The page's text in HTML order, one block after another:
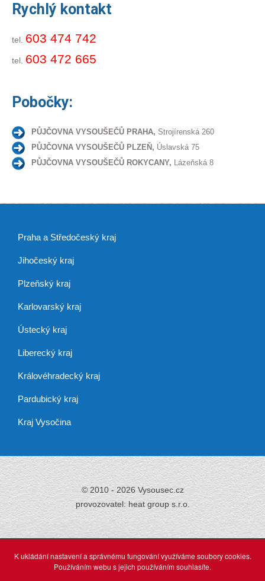
Rychlý kontakt
tel. 603 474 742
tel. 603 472 665
Pobočky:
PŮJČOVNA VYSOUŠEČŮ PRAHA, Strojírenská 260
PŮJČOVNA VYSOUŠEČŮ PLZEŇ, Úslavská 75
PŮJČOVNA VYSOUŠEČŮ ROKYCANY, Lázeňská 8
Praha a Středočeský kraj
Jihočeský kraj
Plzeňský kraj
Karlovarský kraj
Ústecký kraj
Liberecký kraj
Královéhradecký kraj
Pardubický kraj
Kraj Vysočina
© 2010 - 2026 Vysousec.cz
provozovatel: heat group s.r.o.
Již přes 30 letzajišťujeme odstraňování
vlhkosti,
K ukládání nastavení a správnému fungování využíváme soubory cookies.
Používáním webu s jejich používáním souhlasíte.